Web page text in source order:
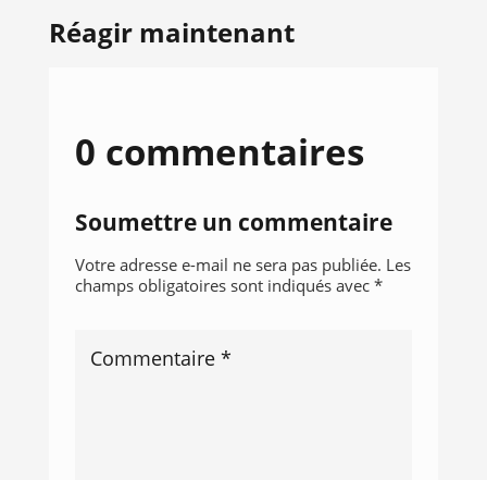
Réagir maintenant
0 commentaires
Soumettre un commentaire
Votre adresse e-mail ne sera pas publiée. Les
champs obligatoires sont indiqués avec *